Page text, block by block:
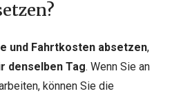
und Fahrtkosten absetzen,
denselben Tag. Wenn Sie an
können Sie die